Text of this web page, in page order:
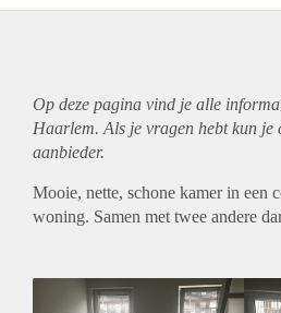
Op deze pagina vind je alle
Haarlem. Als je vragen hebt kun je
aanbieder.
Mooie, nette, schone kamer in een
woning. Samen met twee andere